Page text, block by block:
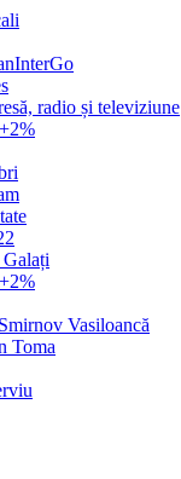
radio și televiziune
Vasiloancă
Toma